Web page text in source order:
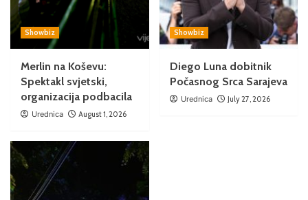
Showbiz
Merlin na Koševu:
Spektakl svjetski,
organizacija podbacila
Urednica August 1, 2026
Showbiz
Diego Luna dobitnik
Počasnog Srca Sarajeva
Urednica July 27, 2026